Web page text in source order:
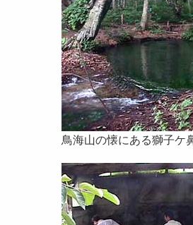
鳥海山の懐にある獅子ケ